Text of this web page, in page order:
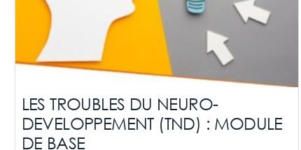
LES TROUBLES DU NEURO-
DEVELOPPEMENT (TND) : MODULE
DE BASE